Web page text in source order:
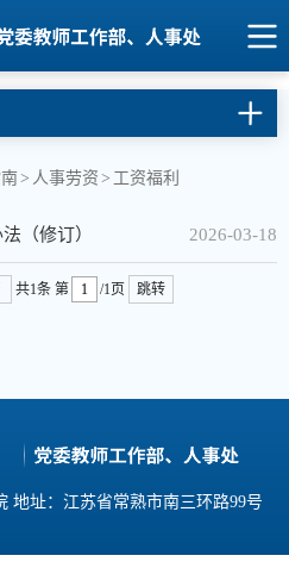
> 人事劳资 > 工资福利
2026-03-18
（修订）
共1条 第 /1页 跳转
地址：江苏省常熟市南三环路99号